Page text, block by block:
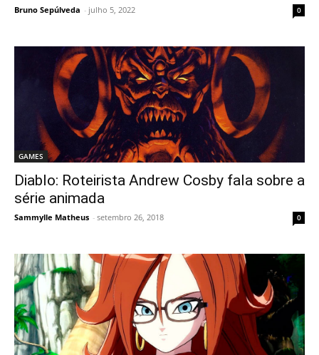
Bruno Sepúlveda - julho 5, 2022 0
GAMES
Diablo: Roteirista Andrew Cosby fala sobre a
série animada
Sammylle Matheus - setembro 26, 2018 0